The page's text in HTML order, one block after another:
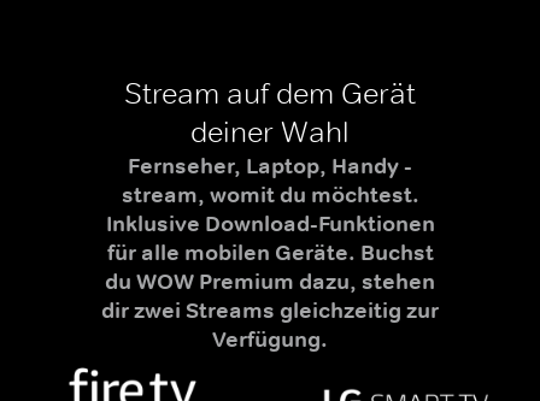
Stream auf dem Gerät
deiner Wahl
Fernseher, Laptop, Handy -
stream, womit du möchtest.
Inklusive Download-Funktionen
für alle mobilen Geräte. Buchst
du WOW Premium dazu, stehen
dir zwei Streams gleichzeitig zur
Verfügung.